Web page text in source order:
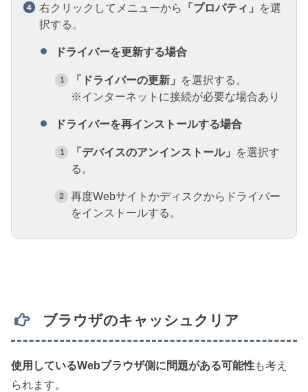
右クリックしてメニューから 「プロパティ」
を選
択する。
ドライバーを更新する場合
「ドライバーの更新」
を選択する。
※インターネットに接続が必要な場合あり
ドライバーを再インストールする場合
「デバイスのアンインストール」
を選択す
る。
再度Webサイトかディスクからドライバー
をインストールする。
ブラウザのキャッシュクリア
使用しているWebブラウザ側に問題がある可能性も考え
られます。